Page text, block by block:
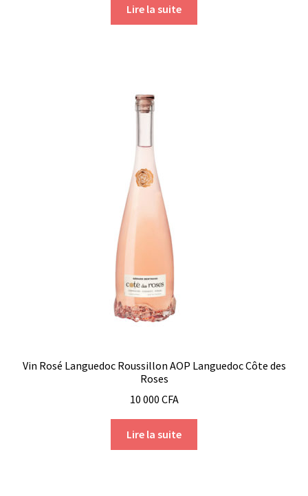
Lire la suite
Vin Rosé Languedoc Roussillon AOP Languedoc Côte des
Roses
10 000 CFA
Lire la suite